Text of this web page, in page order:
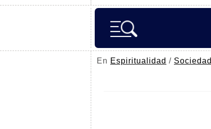
En Espiritualidad / Sociedad